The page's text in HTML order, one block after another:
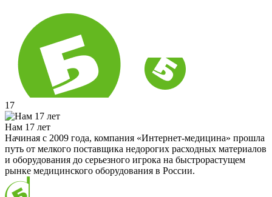
17
Нам 17 лет
Начиная с 2009 года, компания «Интернет-медицина» прошла
путь от мелкого поставщика недорогих расходных материалов
и оборудования до серьезного игрока на быстрорастущем
рынке медицинского оборудования в России.